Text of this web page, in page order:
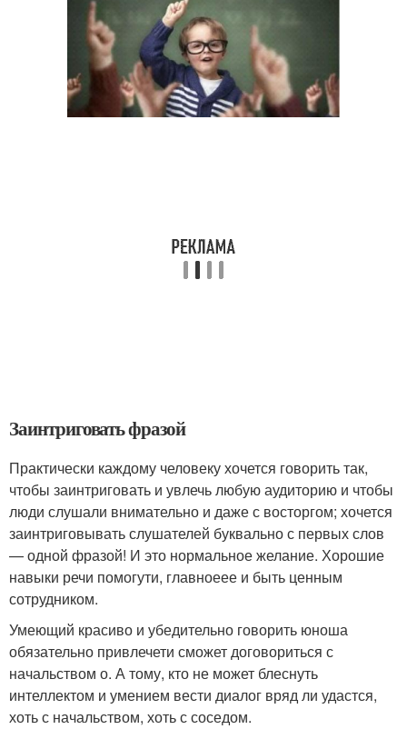
Заинтриговать фразой
Практически каждому человеку хочется говорить так,
чтобы заинтриговать и увлечь любую аудиторию и чтобы
люди слушали внимательно и даже с восторгом; хочется
заинтриговывать слушателей буквально с первых слов
— одной фразой! И это нормальное желание. Хорошие
навыки речи помогути, главноеее и быть ценным
сотрудником.
Умеющий красиво и убедительно говорить юноша
обязательно привлечети сможет договориться с
начальством о. А тому, кто не может блеснуть
интеллектом и умением вести диалог вряд ли удастся,
хоть с начальством, хоть с соседом.